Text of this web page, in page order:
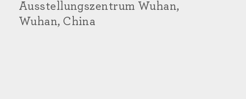
Ausstellungszentrum Wuhan,
Wuhan, China